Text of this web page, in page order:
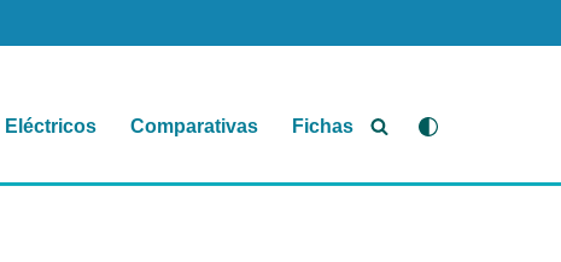
Eléctricos Comparativas Fichas